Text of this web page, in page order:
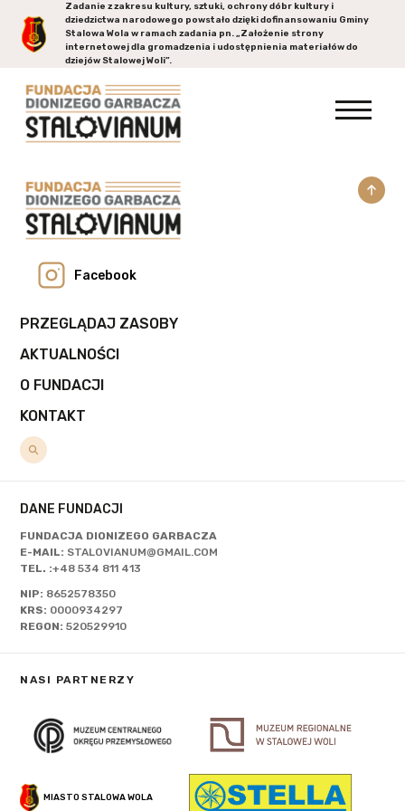
Zadanie z zakresu kultury, sztuki, ochrony dóbr kultury i
dziedzictwa narodowego powstało dzięki dofinansowaniu Gminy
Stalowa Wolaw ramach zadania pn. „Założenie strony
internetowej dla gromadzenia i udostępnienia materiałów do
dziejów Stalowej Woli”.
Facebook
PRZEGLĄDAJ ZASOBY
AKTUALNOŚCI
O FUNDACJI
KONTAKT
DANE FUNDACJI
FUNDACJA DIONIZEGO GARBACZA
E-MAIL: STALOVIANUM@GMAIL.COM
TEL. :+48 534 811 413
NIP: 8652578350
KRS: 0000934297
REGON:520529910
NASI PARTNERZY
MIASTO STALOWA WOLA